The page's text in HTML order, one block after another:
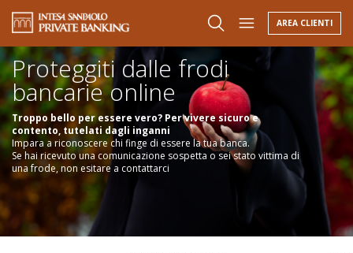
Fai la tua parte anche tu |
Maggiori informazioni |
Per navigare in sicurezza è importante informarsi |
Cerca filiale |footer
AREA CLIENTI
Proteggiti dalle frodi
bancarie online
Troppo bello per essere vero? Per vivere sicuro e
contento, tutelati dagli inganni
Impara a riconoscere chi finge di essere la tua banca.
Se hai ricevuto una comunicazione sospetta o sei stato vittima di
una frode, non esitare a contattarci